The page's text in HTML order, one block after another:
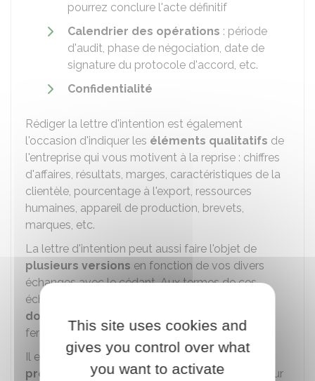
pourrez conclure l'acte définitif
Calendrier des opérations : période
d'audit, phase de négociation, date de
signature du protocole d'accord, etc.
Confidentialité
Rédiger la lettre d'intention est également
l'occasion d'indiquer les éléments qualitatifs de
l'entreprise qui vous motivent à la reprise : chiffres
d'affaires, résultats, marges, caractéristiques de la
clientèle, pourcentage à l'export, ressources
humaines, appareil de production, brevets,
marques, etc.
La lettre d'intention peut aussi faire l'objet de
plusieurs versions en fonction de vos divers
échanges avec le cédant. Aux termes de ces
échanges, le cédant peut
document
ferme de l'offre.
Il est recommandé d'être accompagné par un
professionnel du droit (avocat ou notaire) pour
This site uses cookies and
gives you control over what
you want to activate